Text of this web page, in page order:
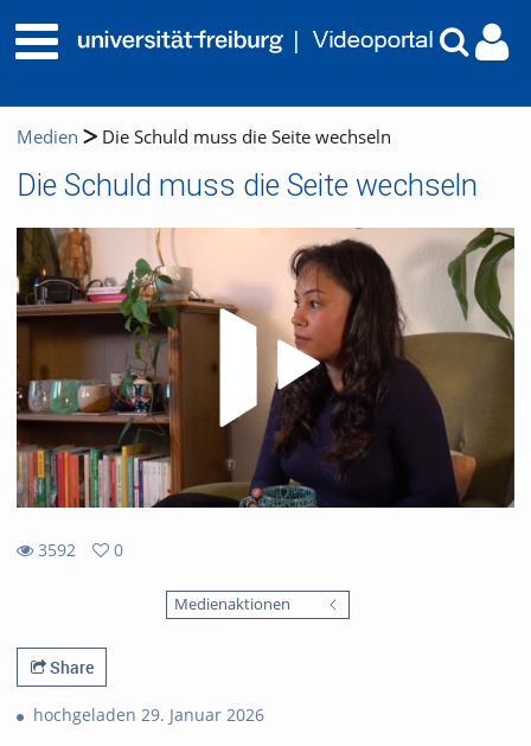
Medien Die Schuld muss die Seite wechseln
Die Schuld muss die Seite wechseln
3592
0
Medienaktionen
Share
hochgeladen 29. Januar 2026